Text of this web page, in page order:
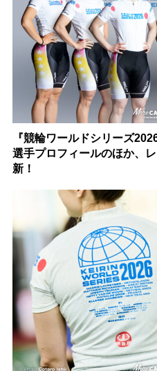
『競輪ワールドシリーズ
選手プロフィールのほか、
新！